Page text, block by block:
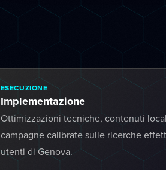
ESECUZIONE
Implementazione
Ottimizzazioni tecniche, contenuti
campagne calibrate sulle ricerche
utenti di Genova.